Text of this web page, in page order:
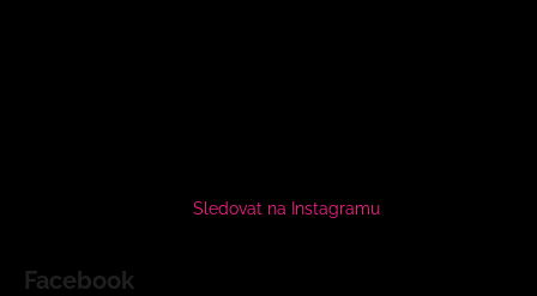
Sledovat na Instagramu
Facebook